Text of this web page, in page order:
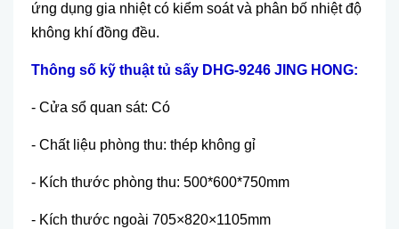
ứng dụng gia nhiệt có kiểm soát và phân bố nhiệt độ
không khí đồng đều.
Thông số kỹ thuật tủ sấy DHG-9246 JING HONG:
- Cửa sổ quan sát: Có
- Chất liệu phòng thu: thép không gỉ
- Kích thước phòng thu: 500*600*750mm
- Kích thước ngoài 705×820×1105mm